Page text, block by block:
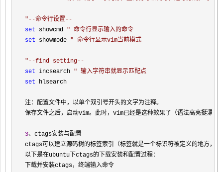
" --命令行设置--
set showcmd " 命令行显示输入的命令
set showmode " 命令行显示vim当前模式
" --find setting--
set incsearch " 输入字符串就显示匹配点
set hlsearch
注：配置文件中，以单个双引号开头的文字为注释。
保存文件之后，启动Vim。此时，Vim已经是这种效果了（语法高亮挺漂亮
3、ctags安装与配置
ctags可以建立源码树的标签索引（标签就是一个标识符被定义的地方，
以下是在ubuntu下ctags的下载安装和配置过程：
下载并安装ctags，终端输入命令